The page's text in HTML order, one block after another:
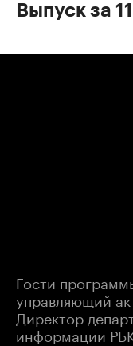
Выпуск за
Гости
управляющий
Директор
информации